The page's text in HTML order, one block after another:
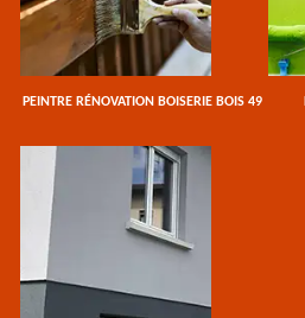
PEINTRE RÉNOVATION BOISERIE BOIS 49